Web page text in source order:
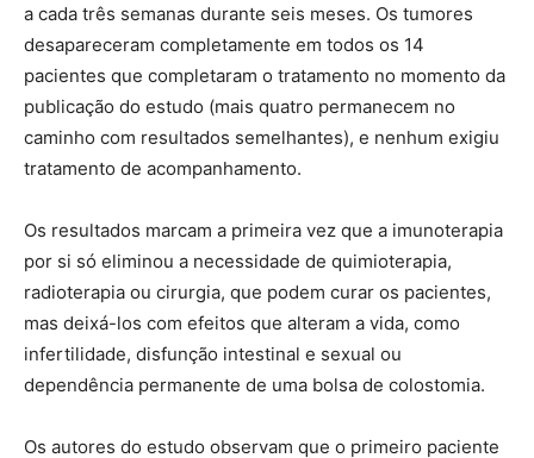
a cada três semanas durante seis meses. Os tumores
desapareceram completamente em todos os 14
pacientes que completaram o tratamento no momento da
publicação do estudo (mais quatro permanecem no
caminho com resultados semelhantes), e nenhum exigiu
tratamento de acompanhamento.
Os resultados marcam a primeira vez que a imunoterapia
por si só eliminou a necessidade de quimioterapia,
radioterapia ou cirurgia, que podem curar os pacientes,
mas deixá-los com efeitos que alteram a vida, como
infertilidade, disfunção intestinal e sexual ou
dependência permanente de uma bolsa de colostomia.
Os autores do estudo observam que o primeiro paciente